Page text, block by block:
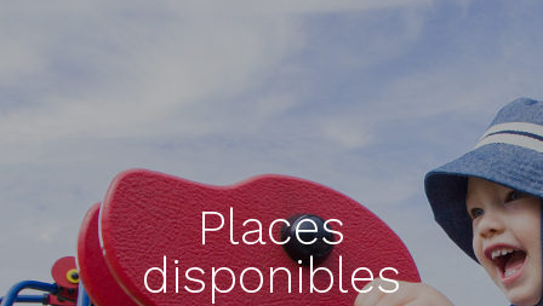
Places
disponibles